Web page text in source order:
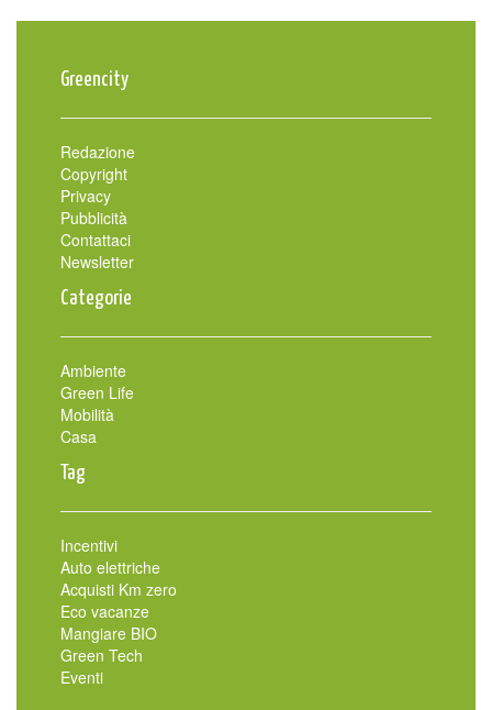
Greencity
Redazione
Copyright
Privacy
Pubblicità
Contattaci
Newsletter
Categorie
Ambiente
Green Life
Mobilità
Casa
Tag
Incentivi
Auto elettriche
Acquisti Km zero
Eco vacanze
Mangiare BIO
Green Tech
Eventi